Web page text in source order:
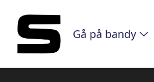
Gå på bandy